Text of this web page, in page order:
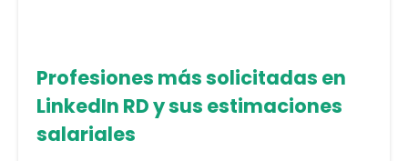
Profesiones más solicitadas en
LinkedIn RD y sus estimaciones
salariales